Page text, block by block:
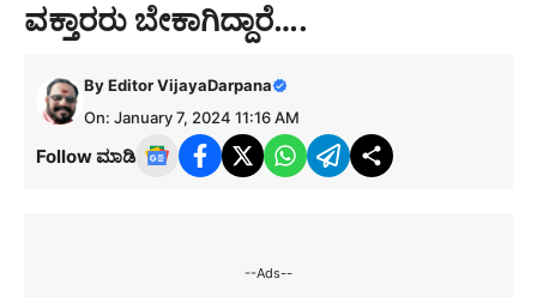
ವಕ್ತಾರರು ಬೇಕಾಗಿದ್ದಾರೆ….
ByEditor VijayaDarpana
On: January 7, 2024 11:16 AM
Follow ಮಾಡಿ
--Ads--